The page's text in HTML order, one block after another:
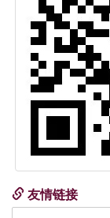
友情链接